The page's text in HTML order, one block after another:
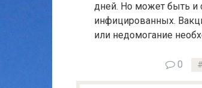
дней. Но может быть и
инфицированных.
или недомогание
0